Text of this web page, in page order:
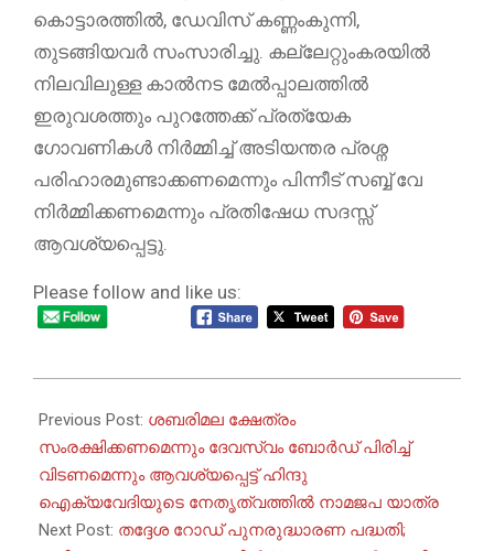
കൊട്ടാരത്തിൽ, ഡേവിസ് കണ്ണംകുന്നി,
തുടങ്ങിയവർ സംസാരിച്ചു. കല്ലേറ്റുംകരയിൽ
നിലവിലുള്ള കാൽനട മേൽപ്പാലത്തിൽ
ഇരുവശത്തും പുറത്തേക്ക് പ്രത്യേക
ഗോവണികൾ നിർമ്മിച്ച് അടിയന്തര പ്രശ്ന
പരിഹാരമുണ്ടാക്കണമെന്നും പിന്നീട് സബ്ബ് വേ
നിർമ്മിക്കണമെന്നും പ്രതിഷേധ സദസ്സ്
ആവശ്യപ്പെട്ടു.
Please follow and like us:
10-
13
Previous Post: ശബരിമല ക്ഷേത്രം
സംരക്ഷിക്കണമെന്നും ദേവസ്വം ബോർഡ് പിരിച്ച്
വിടണമെന്നും ആവശ്യപ്പെട്ട് ഹിന്ദു
ഐക്യവേദിയുടെ നേതൃത്വത്തിൽ നാമജപ യാത്ര
Next Post: തദ്ദേശ റോഡ് പുനരുദ്ധാരണ പദ്ധതി;